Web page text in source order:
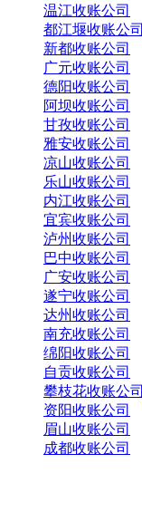
温江收账公司
都江堰收账公司
新都收账公司
广元收账公司
德阳收账公司
阿坝收账公司
甘孜收账公司
雅安收账公司
凉山收账公司
乐山收账公司
内江收账公司
宜宾收账公司
泸州收账公司
巴中收账公司
广安收账公司
遂宁收账公司
达州收账公司
南充收账公司
绵阳收账公司
自贡收账公司
攀枝花收账公司
资阳收账公司
眉山收账公司
成都收账公司